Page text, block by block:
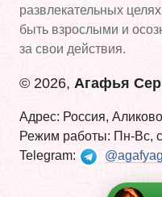
развлекательных
быть взрослыми и
за свои действия.
© 2026, Агафья
Адрес: Россия, Аликово
Режим работы: Пн-Вс,
Telegram: